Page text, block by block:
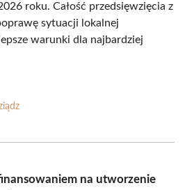
roku. Całość przedsięwzięcia z
sytuacji lokalnej
warunki dla najbardziej
na utworzenie